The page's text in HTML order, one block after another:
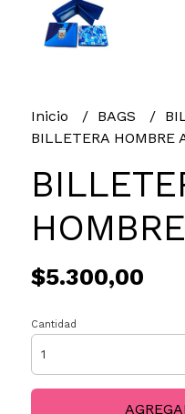
Inicio BAGS
BILLETERA HOMBRE
$5.300,00
Cantidad